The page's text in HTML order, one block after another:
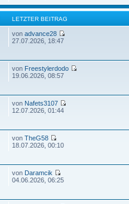
LETZTER BEITRAG
vonadvance28
27.07.2026, 18:47
von Freestylerdodo
19.06.2026, 08:57
von Nafets3107
12.07.2026, 01:44
vonTheG58
18.07.2026, 00:10
von Daramcik
04.06.2026, 06:25